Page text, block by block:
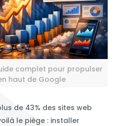
complet pour propulser
haut de Google
de 43% des sites web
le piège : installer